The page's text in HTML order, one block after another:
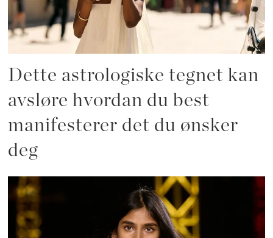
Dette astrologiske tegnet kan
avsløre hvordan du best
manifesterer det du ønsker
deg